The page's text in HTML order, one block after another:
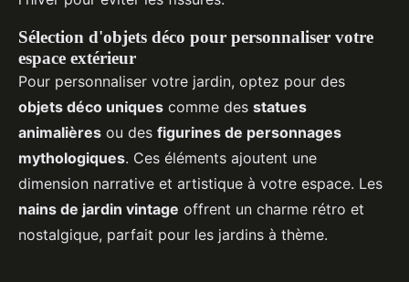
Sélection d'objets déco pour personnaliser votre
espace extérieur
Pour personnaliser votre jardin, optez pour des
objets déco uniques comme des statues
animalières ou des figurines de personnages
mythologiques. Ces éléments ajoutent une
dimension narrative et artistique à votre espace. Les
nains de jardin vintage offrent un charme rétro et
nostalgique, parfait pour les jardins à thème.